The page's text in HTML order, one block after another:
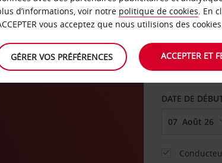
AGENCE DE
DATE DE
d’informations, voir notre politique de cookies. En
vous acceptez que nous utilisions des
GÉRER VOS PRÉFÉRENCES ACCEPTER ET